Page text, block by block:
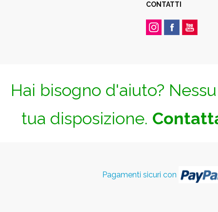
CONTATTI
Hai bisogno d'aiuto?
tua disposizione.
Pagamenti sicuri con